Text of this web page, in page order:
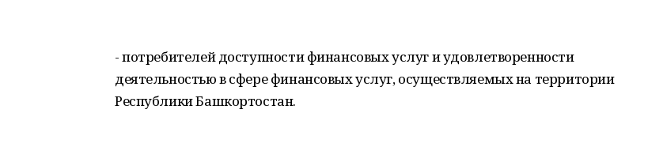
- потребителей доступности финансовых услуг и удовлетворенности
деятельностью в сфере финансовых услуг, осуществляемых на территории
Республики Башкортостан.